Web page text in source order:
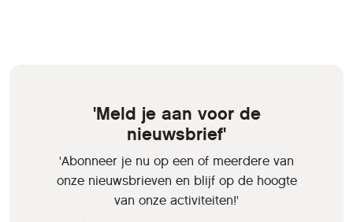
'Meld je aan voor de
nieuwsbrief'
'Abonneer je nu op een of meerdere van
onze nieuwsbrieven en blijf op de hoogte
van onze activiteiten!'